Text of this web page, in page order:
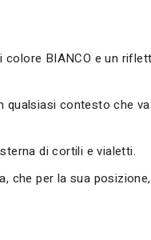
BIANCO e un
contesto che
di cortili e vialetti.
che per la sua